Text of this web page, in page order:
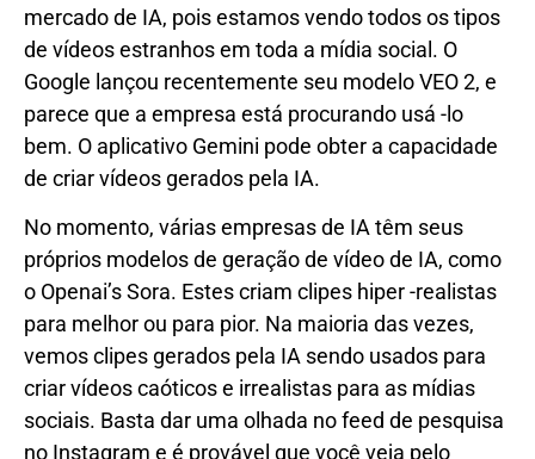
mercado de IA, pois estamos vendo todos os tipos
de vídeos estranhos em toda a mídia social. O
Google lançou recentemente seu modelo VEO 2, e
parece que a empresa está procurando usá -lo
bem. O aplicativo Gemini pode obter a capacidade
de criar vídeos gerados pela IA.
No momento, várias empresas de IA têm seus
próprios modelos de geração de vídeo de IA, como
o Openai’s Sora. Estes criam clipes hiper -realistas
para melhor ou para pior. Na maioria das vezes,
vemos clipes gerados pela IA sendo usados ​​para
criar vídeos caóticos e irrealistas para as mídias
sociais. Basta dar uma olhada no feed de pesquisa
no Instagram e é provável que você veja pelo